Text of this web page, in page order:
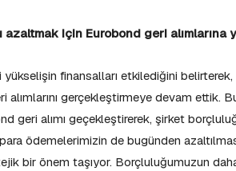
için Eurobond geri alımlarına
finansalları etkilediğini
alımlarını gerçekleştirmeye devam ettik.
geri alımı geçekleştirerek, şirket
ödemelerimizin de bugünden
bir önem taşıyor. Borçluluğumuzun